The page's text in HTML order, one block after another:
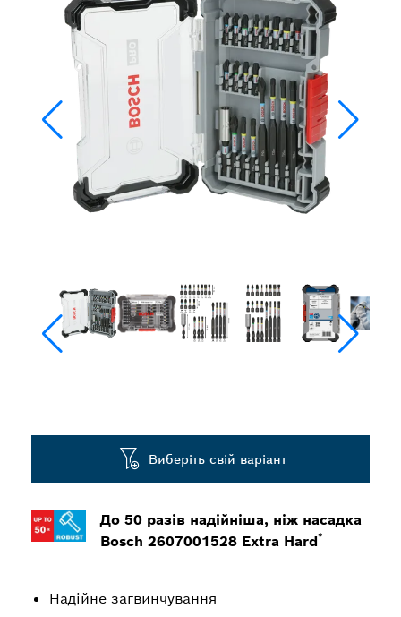
До 50 разів надійніша, ніж насадка
Bosch 2607001528 Extra Hard*
Надійне загвинчування
Виберіть свій варіант